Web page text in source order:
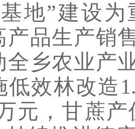
地”建设为
产品生产销
全乡农业产
低效林改造
元，甘蔗产